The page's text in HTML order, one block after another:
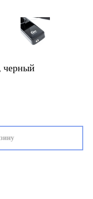
черный